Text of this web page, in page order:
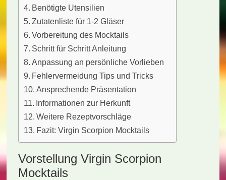
Benötigte Utensilien
Zutatenliste für 1-2 Gläser
Vorbereitung des Mocktails
Schritt für Schritt Anleitung
Anpassung an persönliche Vorlieben
Fehlervermeidung Tips und Tricks
Ansprechende Präsentation
Informationen zur Herkunft
Weitere Rezeptvorschläge
Fazit: Virgin Scorpion Mocktails
Vorstellung Virgin Scorpion
Mocktails